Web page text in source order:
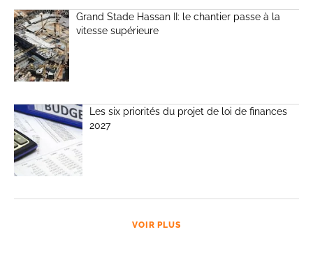
Grand Stade Hassan II: le chantier passe à la
vitesse supérieure
Les six priorités du projet de loi de finances
2027
VOIR PLUS